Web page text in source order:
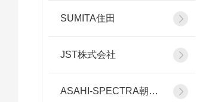
SUMITA住田
JST株式会社
ASAHI-SPECTRA朝日分光